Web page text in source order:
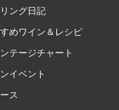
ング日記
めワイン＆レシピ
テージチャート
イベント
ス